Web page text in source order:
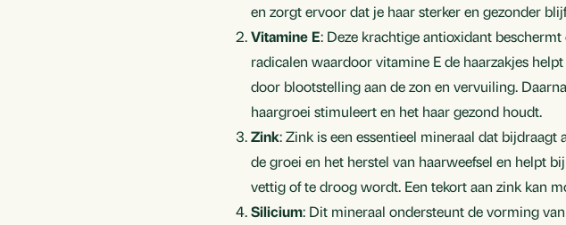
en zorgt ervoor dat je haar sterker en gezonder
Vitamine E: Deze krachtige antioxidant
radicalen waardoor vitamine E de haarzakjes
door blootstelling aan de zon en vervuiling.
haargroei stimuleert en het haar gezond houdt.
Zink: Zink is een essentieel mineraal dat
de groei en het herstel van haarweefsel en helpt
vettig of te droog wordt. Een tekort aan zink kan
Silicium: Dit mineraal ondersteunt de vorming